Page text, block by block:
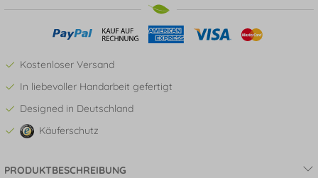
Kostenloser Versand
In liebevoller Handarbeit gefertigt
Designed in Deutschland
Käuferschutz
PRODUKTBESCHREIBUNG